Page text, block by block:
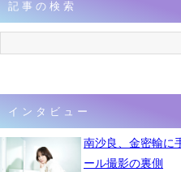
記事の検索
インタビュー
南沙良、金密輸
ール撮影の裏側